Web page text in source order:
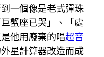
一個像是老式彈珠
蟹座已哭」、「處
他用廢棄的唱超音
星計算器改造而成